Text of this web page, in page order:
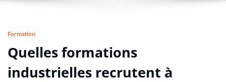
Formation
Quelles formations
industrielles recrutent à